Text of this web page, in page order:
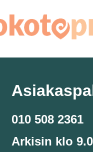
010 508 2361
Arkisin klo